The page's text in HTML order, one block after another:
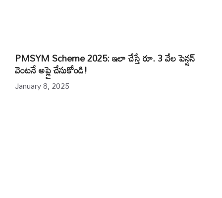
PMSYM Scheme 2025: ఇలా చేస్తే రూ. 3 వేల పెన్షన్
వెంటనే అప్లై చేసుకోండి!
January 8, 2025